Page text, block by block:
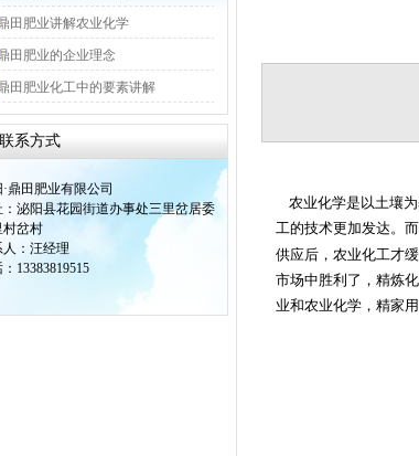
田肥业讲解农业化学
田肥业的企业理念
田肥业化工中的要素讲解
联系方式
鼎田肥业有限公司
：泌阳县花园街道办事处三里岔居委
村岔村
人：汪经理
13383819515
农业化学是以土壤
工的技术更加发达。
供应后，农业化工才
市场中胜利了，精炼
业和农业化学，精家